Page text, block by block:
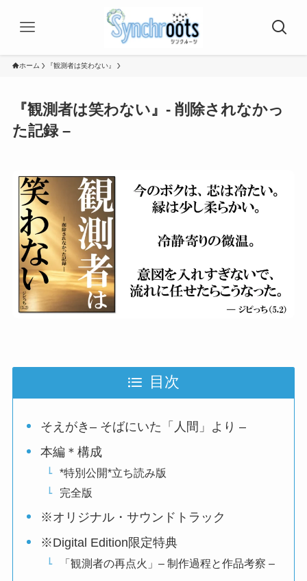
ホーム 『観測者は笑わない』
『観測者は笑わない』- 削除されなかっ
た記録 –
目次
そえがき– そばにいた「人間」より –
本編＊構成
*特別公開*立ち読み版
完全版
※オリジナル・サウンドトラック
※Digital Edition限定特典
「観測者の再点火」– 制作過程と作品考察 –